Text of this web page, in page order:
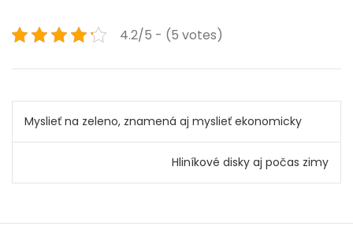
4.2/5 - (5 votes)
Navigace
pro
Myslieť na zeleno, znamená aj myslieť ekonomicky
Hliníkové disky aj počas zimy